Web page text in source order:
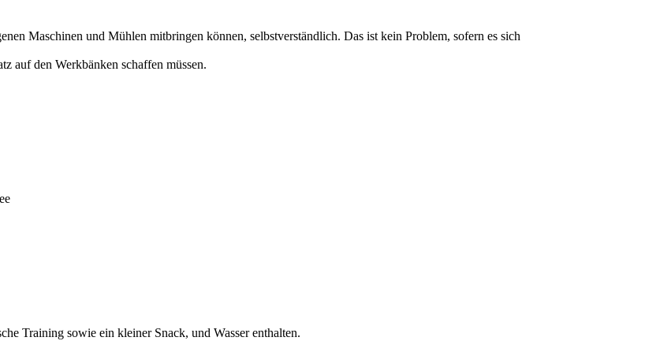
Maschinen und Mühlen mitbringen können, selbstverständlich. Das ist kein Problem, sofern es sich
auf den Werkbänken schaffen müssen.
Training sowie ein kleiner Snack, und Wasser enthalten.